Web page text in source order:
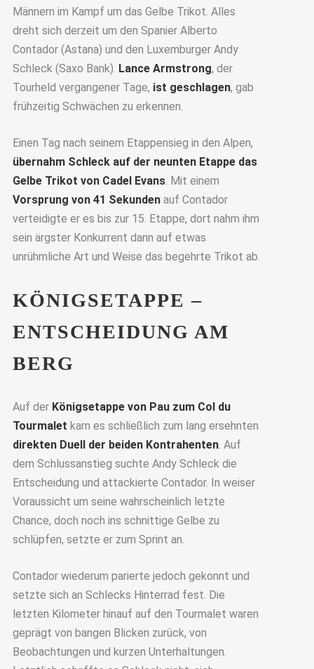
Männern im Kampf um das Gelbe Trikot. Alles
dreht sich derzeit um den Spanier Alberto
Contador (Astana) und den Luxemburger Andy
Schleck (Saxo Bank). Lance Armstrong, der
Tourheld vergangener Tage, ist geschlagen, gab
frühzeitig Schwächen zu erkennen.
Einen Tag nach seinem Etappensieg in den Alpen,
übernahm Schleck auf der neunten Etappe das
Gelbe Trikot von Cadel Evans. Mit einem
Vorsprung von 41 Sekundenauf Contador
verteidigte er es bis zur 15. Etappe, dort nahm ihm
sein ärgster Konkurrent dann auf etwas
unrühmliche Art und Weise das begehrte Trikot ab.
KÖNIGSETAPPE –
ENTSCHEIDUNG AM
BERG
Auf der Königsetappe von Pau zum Col du
Tourmalet kam es schließlich zum lang ersehnten
direkten Duell der beiden Kontrahenten. Auf
dem Schlussanstieg suchte Andy Schleck die
Entscheidung und attackierte Contador. In weiser
Voraussicht um seine wahrscheinlich letzte
Chance, doch noch ins schnittige Gelbe zu
schlüpfen, setzte er zum Sprint an.
Contador wiederum parierte jedoch gekonnt und
setzte sich an Schlecks Hinterrad fest. Die
letzten Kilometer hinauf auf den Tourmalet waren
geprägt von bangen Blicken zurück, von
Beobachtungen und kurzen Unterhaltungen.